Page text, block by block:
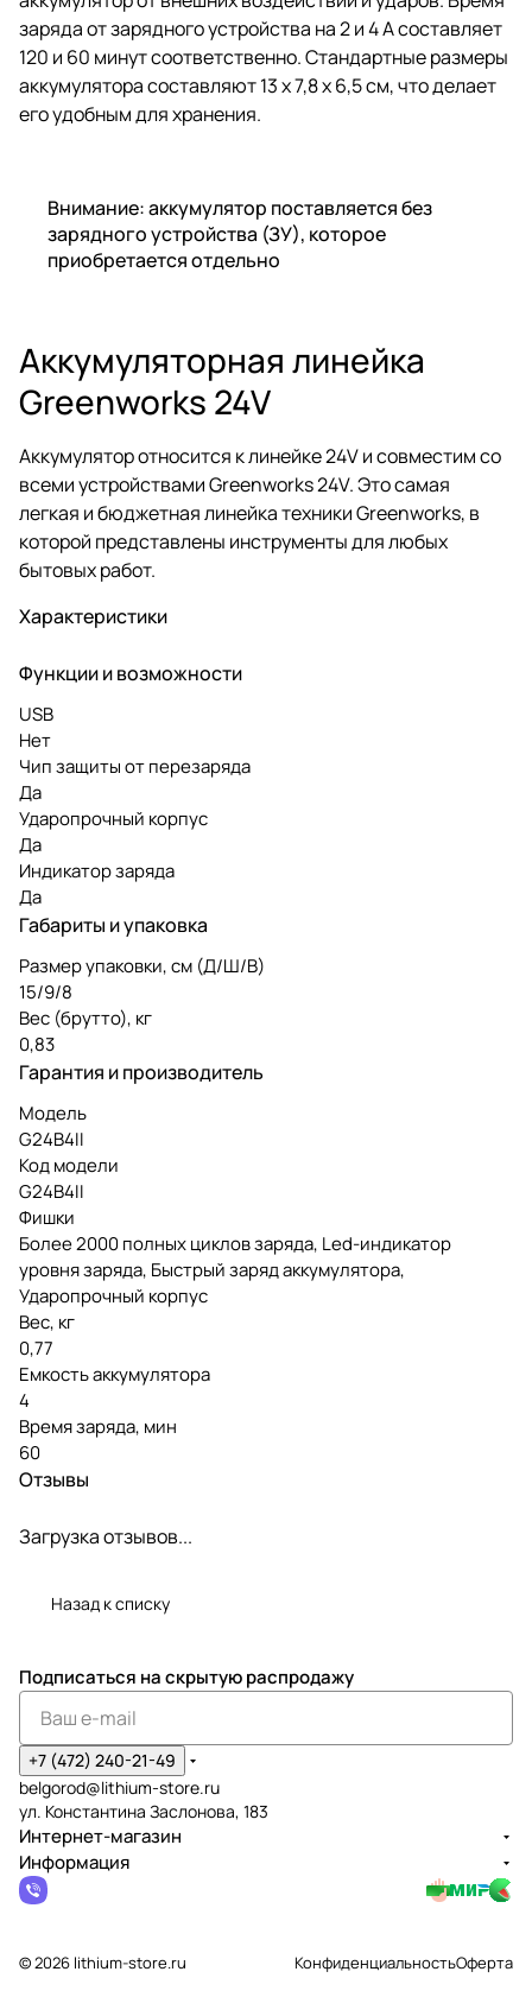
заряда от зарядного устройства на 2 и 4 А составляет
120 и 60 минут соответственно. Стандартные размеры
аккумулятора составляют 13 x 7,8 x 6,5 см, что делает
его удобным для хранения.
Внимание: аккумулятор поставляется без
зарядного устройства (ЗУ), которое
приобретается отдельно
Аккумуляторная линейка
Greenworks 24V
Аккумулятор относится к линейке 24V и совместим со
всеми устройствами Greenworks 24V. Это самая
легкая и бюджетная линейка техники Greenworks, в
которой представлены инструменты для любых
бытовых работ.
Характеристики
Функции и возможности
USB
Нет
Чип защиты от перезаряда
Да
Ударопрочный корпус
Да
Индикатор заряда
Да
Габариты и упаковка
Размер упаковки, см (Д/Ш/В)
15/9/8
Вес (брутто), кг
0,83
Гарантия и производитель
Модель
G24B4II
Код модели
G24B4II
Фишки
Более 2000 полных циклов заряда, Led-индикатор
уровня заряда, Быстрый заряд аккумулятора,
Ударопрочный корпус
Вес, кг
0,77
Емкость аккумулятора
4
Время заряда, мин
60
Отзывы
Загрузка отзывов...
Назад к списку
Подписаться на скрытую распродажу
+7 (472) 240-21-49
belgorod@lithium-store.ru
ул. Константина Заслонова, 183
Интернет-магазин
Информация
© 2026 lithium-store.ru КонфиденциальностьОферта